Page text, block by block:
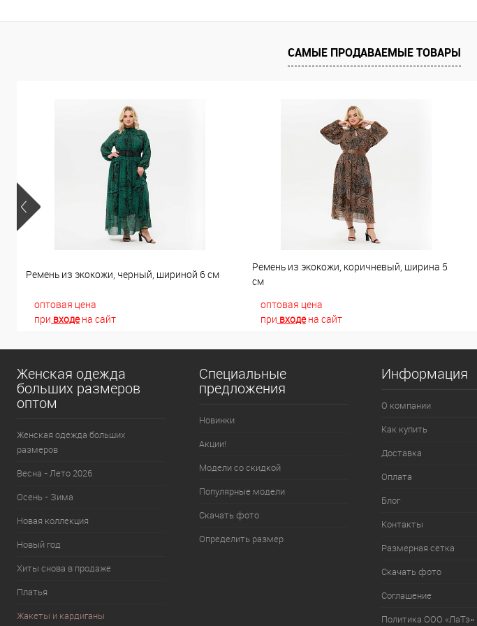
В избранное
В наличии
В избранное
В наличии
САМЫЕ ПРОДАВАЕМЫЕ ТОВАРЫ
Ремень из экокожи, черный, шириной 6 см
оптовая цена
при входена сайт
Ремень из экокожи, коричневый, ширина 5
см
оптовая цена
при входена сайт
Женская одежда
больших размеров
оптом
Женская одежда больших
размеров
Весна - Лето 2026
Осень - Зима
Новая коллекция
Новый год
Хиты снова в продаже
Платья
Жакеты и кардиганы
Специальные
предложения
Новинки
Акции!
Модели со скидкой
Популярные модели
Скачать фото
Определить размер
Информация
О компании
Как купить
Доставка
Оплата
Блог
Контакты
Размерная сетка
Скачать фото
Соглашение
Политика ООО «ЛаТэ»